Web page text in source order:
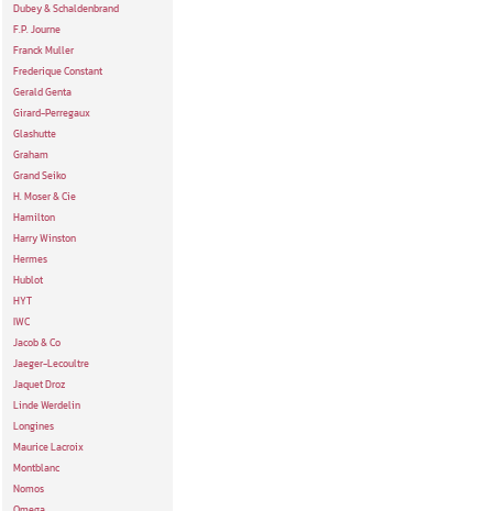
Dubey & Schaldenbrand
F.P. Journe
Franck Muller
Frederique Constant
Gerald Genta
Girard-Perregaux
Glashutte
Graham
Grand Seiko
H. Moser & Cie
Hamilton
Harry Winston
Hermes
Hublot
HYT
IWC
Jacob & Co
Jaeger-Lecoultre
Jaquet Droz
Linde Werdelin
Longines
Maurice Lacroix
Montblanc
Nomos